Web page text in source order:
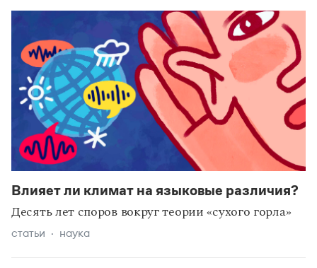
Влияет ли климат на языковые различия?
Десять лет споров вокруг теории «сухого горла»
статьи наука